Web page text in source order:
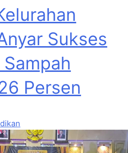
Sukses
Persen